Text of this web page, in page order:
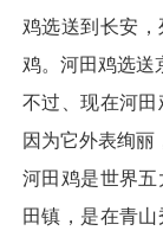
鸡选送到 长安
鸡。河田鸡选送
不过、现在河
因为它外表绚丽
河田鸡是世界
田镇，是在青